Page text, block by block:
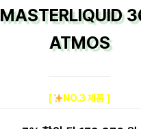
MASTERLIQUID
ATMOS
[ NO.3 제품 ]